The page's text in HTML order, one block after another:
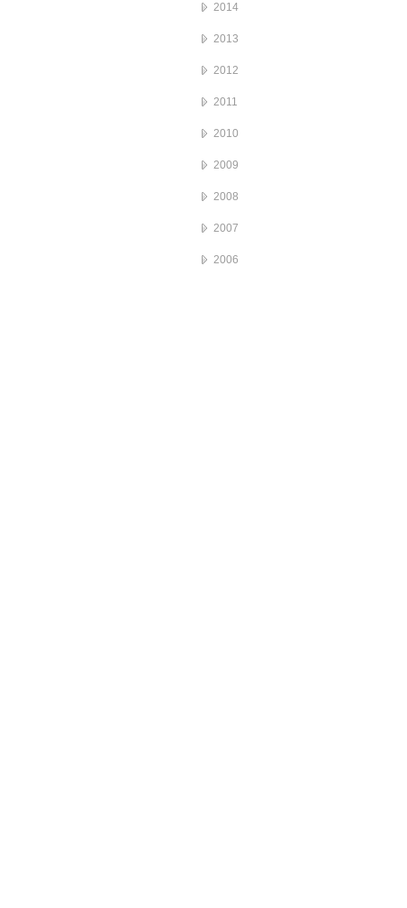
2014
2013
2012
2011
2010
2009
2008
2007
2006